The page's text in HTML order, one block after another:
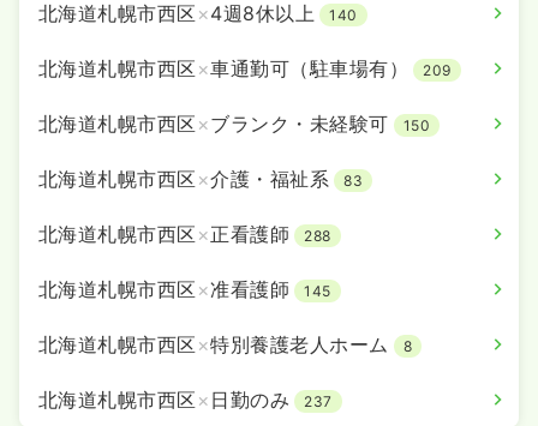
北海道札幌市西区 ×4週8休以上 140
北海道札幌市西区 ×車通勤可（駐車場有） 209
北海道札幌市西区 ×ブランク・未経験可 150
北海道札幌市西区 ×介護・福祉系 83
北海道札幌市西区 ×正看護師 288
北海道札幌市西区 ×准看護師 145
北海道札幌市西区 ×特別養護老人ホーム 8
北海道札幌市西区 × 日勤のみ 237